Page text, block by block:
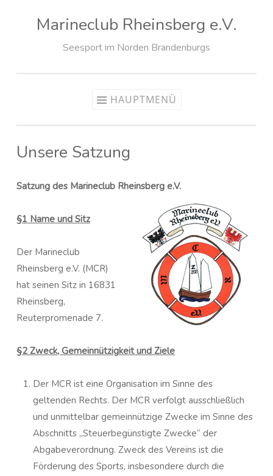
Marineclub Rheinsberg e.V.
Seesport im Norden Brandenburgs
HAUPTMENÜ
Unsere Satzung
Satzung des Marineclub Rheinsberg e.V.
§1 Name und Sitz
Der Marineclub
Rheinsberg e.V. (MCR)
hat seinen Sitz in 16831
Rheinsberg,
Reuterpromenade 7.
§2 Zweck, Gemeinnützigkeit und Ziele
Der MCR ist eine Organisation im Sinne des
geltenden Rechts. Der MCR verfolgt ausschließlich
und unmittelbar gemeinnützige Zwecke im Sinne des
Abschnitts „Steuerbegünstigte Zwecke“ der
Abgabeverordnung. Zweck des Vereins ist die
Förderung des Sports, insbesondere durch die